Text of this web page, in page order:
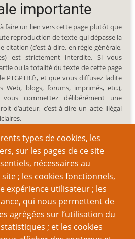
types de cookies, les
sur les pages de ce site
nécessaires au
; les cookies fonctionnels,
expérience utilisateur ; les
qui nous permettent de
agrégées sur l’utilisation du
; et les cookies
importante
faire un lien vers cette page plutôt que
reproduction de texte qui dépasse la
citation (c’est-à-dire, en règle générale,
est strictement interdite. Si vous
ou la totalité du texte de cette page
PTGPTB.fr, et que vous diffusez ladite
Web, blogs, forums, imprimés, etc.),
commettez délibérément une
d’auteur, c’est-à-dire un acte illégal